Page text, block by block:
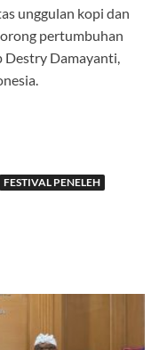
unggulan kopi dan
pertumbuhan
Destry Damayanti,
FESTIVAL PENELEH